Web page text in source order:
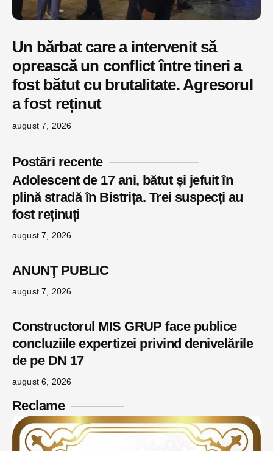
Un bărbat care a intervenit să
oprească un conflict între tineri a
fost bătut cu brutalitate. Agresorul
a fost reținut
august 7, 2026
Postări recente
Adolescent de 17 ani, bătut și jefuit în
plină stradă în Bistrița. Trei suspecți au
fost reținuți
august 7, 2026
ANUNŢ PUBLIC
august 7, 2026
Constructorul MIS GRUP face publice
concluziile expertizei privind denivelările
de pe DN 17
august 6, 2026
Reclame